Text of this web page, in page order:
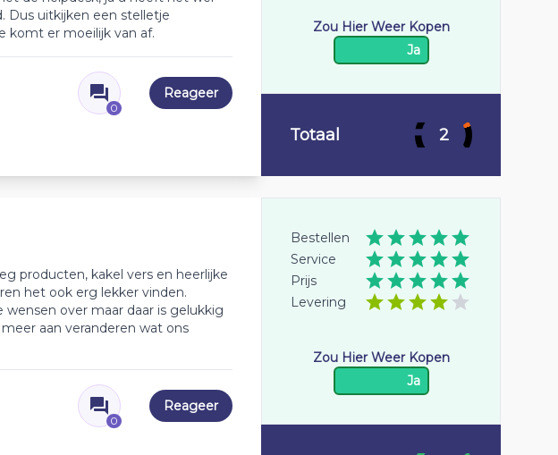
Dus uitkijken een stelletje
komt er moeilijk van af.
0
Reageer
Zou Hier Weer Kopen
Ja
Totaal 2
producten, kakel vers en heerlijke
het ook erg lekker vinden.
over maar daar is gelukkig
aan veranderen wat ons
0
Reageer
Bestellen
Service
Prijs
Levering
Zou Hier Weer Kopen
Ja